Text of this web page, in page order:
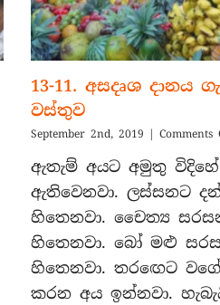
13-11. අසදෘශ දානය
වස්තුව
September 2nd, 2019 | Comments
ඇතැම් අයට අමුතු
ඇතිවෙනවා. ලස්සනට
හිතෙනවා. චෛත්‍ය
හිතෙනවා. බෝ මළු
හිතෙනවා. තරඟෙට
කරන අය ඉන්නවා.